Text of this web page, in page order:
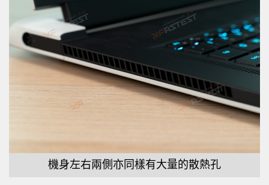
機身左右兩側亦同樣有大量的散熱孔